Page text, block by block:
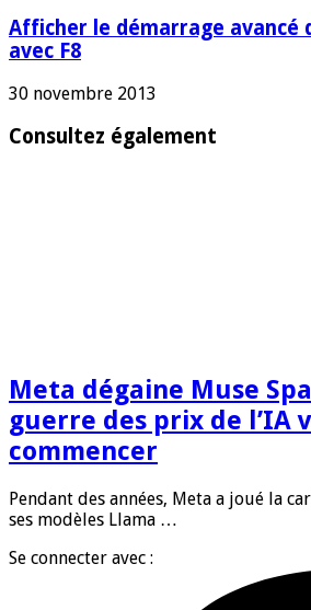
Afficher le démarrage avancé
avec F8
30 novembre 2013
Consultez également
Meta dégaine Muse
guerre des prix de l’IA
commencer
Pendant des années, Meta a joué la
ses modèles Llama …
Se connecter avec :